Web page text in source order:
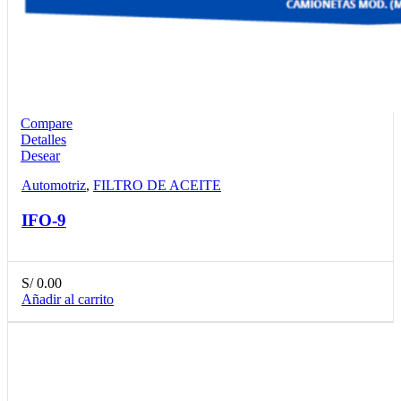
Compare
Detalles
Desear
Automotriz, FILTRO DE ACEITE
IFO-9
S/0.00
Añadir al carrito